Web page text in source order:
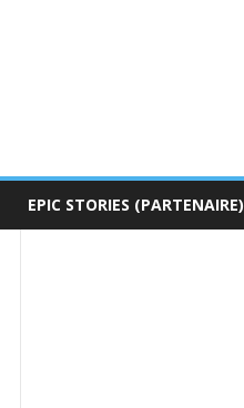
EPIC STORIES (PARTENAIRE)